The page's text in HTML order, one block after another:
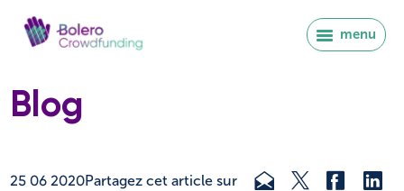
menu
Blog
25 06 2020Partagez cet article sur